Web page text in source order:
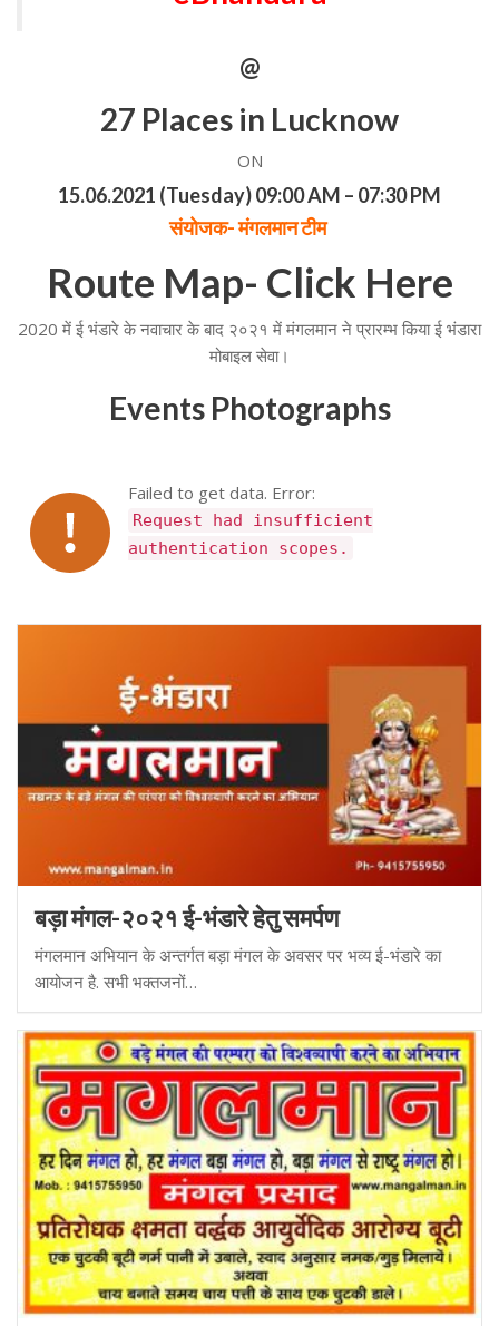
@
27 Places in Lucknow
ON
15.06.2021 (Tuesday) 09:00 AM – 07:30 PM
संयोजक- मंगलमान टीम
Route Map- Click Here
2020 में ई भंडारे के नवाचार के बाद २०२१ में मंगलमान ने प्रारम्भ किया ई भंडारा
मोबाइल सेवा।
Events Photographs
Failed to get data. Error:
Request had insufficient
authentication scopes.
बड़ा मंगल-२०२१ ई-भंडारे हेतु समर्पण
मंगलमान अभियान के अन्तर्गत बड़ा मंगल के अवसर पर भव्य ई-भंडारे का
आयोजन है. सभी भक्तजनों…